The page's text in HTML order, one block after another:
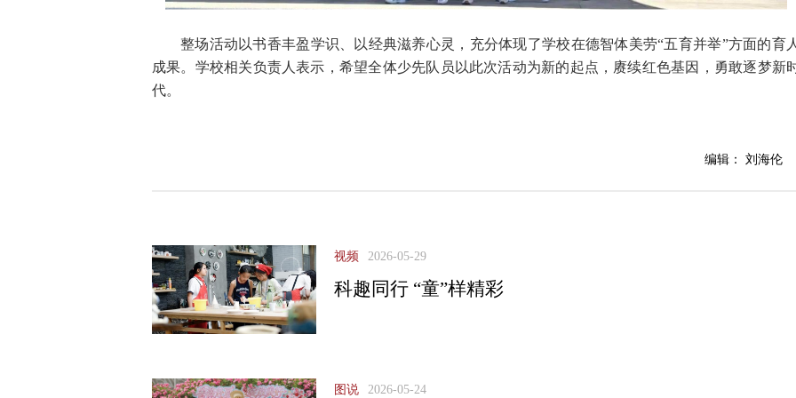
整场活动以书香丰盈学识、以经典滋养心灵，充分体现了学校在德智体美劳“五育并举”方面的育
成果。学校相关负责人表示，希望全体少先队员以此次活动为新的起点，赓续红色基因，勇敢逐梦新
代。
编辑： 刘海伦
视频 2026-05-29
科趣同行 “童”样精彩
图说 2026-05-24